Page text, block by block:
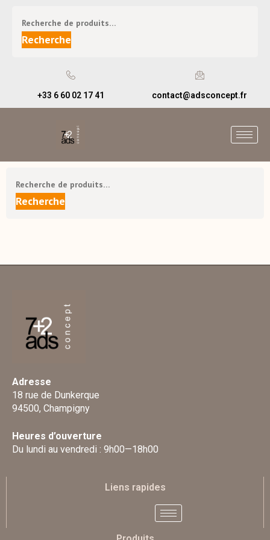
Recherche
+33 6 60 02 17 41 contact@adsconcept.fr
Recherche
Adresse
18 rue de Dunkerque
94500, Champigny
Heures d’ouverture
Du lundi au vendredi : 9h00—18h00
Liens rapides